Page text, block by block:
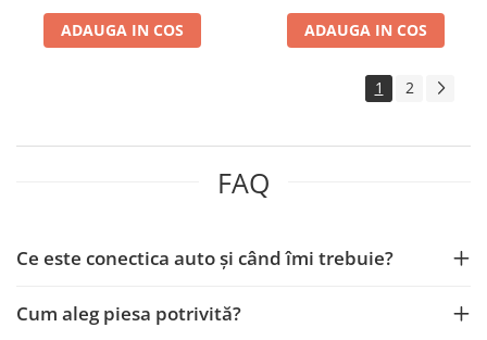
ADAUGA IN COS ADAUGA IN COS
1 2
FAQ
Ce este conectica auto și când îmi trebuie?
Cum aleg piesa potrivită?